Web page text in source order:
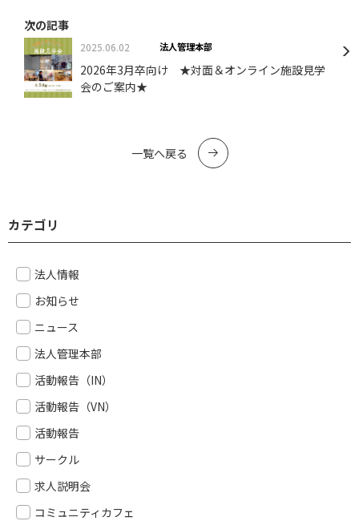
次の記事
2025.06.02 法人管理本部
2026年3月卒向け ★対面＆オンライン施設見学
会のご案内★
一覧へ戻る
カテゴリ
法人情報
お知らせ
ニュース
法人管理本部
活動報告（IN）
活動報告（VN）
活動報告
サークル
求人説明会
コミュニティカフェ